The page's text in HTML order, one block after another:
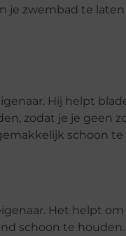
je zwembad te
Hij helpt
zodat je je geen
schoon te
Het helpt
schoon te houden.